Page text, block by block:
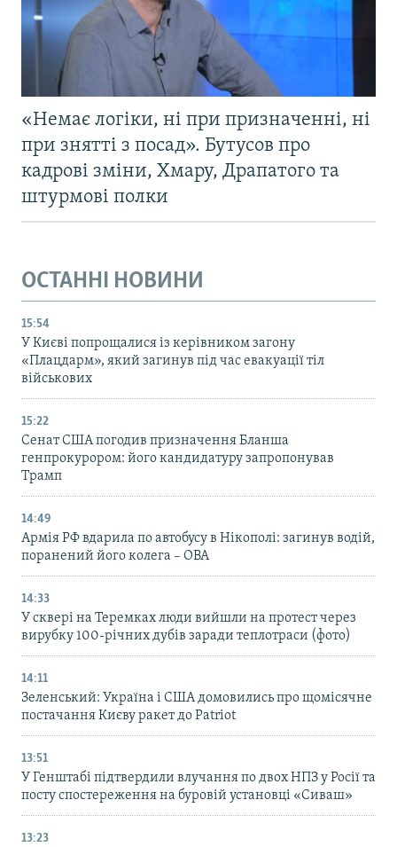
«Немає логіки, ні при призначенні, ні
при знятті з посад». Бутусов про
кадрові зміни, Хмару, Драпатого та
штурмові полки
ОСТАННІ НОВИНИ
15:54
У Києві попрощалися із керівником загону
«Плацдарм», який загинув під час евакуації тіл
військових
15:22
Сенат США погодив призначення Бланша
генпрокурором: його кандидатуру запропонував
Трамп
14:49
Армія РФ вдарила по автобусу в Нікополі: загинув водій,
поранений його колега – ОВА
14:33
У сквері на Теремках люди вийшли на протест через
вирубку 100-річних дубів заради теплотраси (фото)
14:11
Зеленський: Україна і США домовились про щомісячне
постачання Києву ракет до Patriot
13:51
У Генштабі підтвердили влучання по двох НПЗ у Росії та
посту спостереження на буровій установці «Сиваш»
13:23